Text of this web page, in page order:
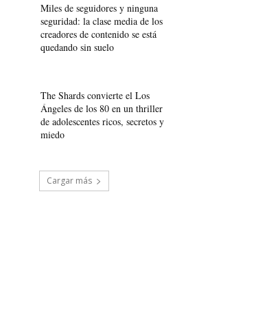
Miles de seguidores y ninguna
seguridad: la clase media de los
creadores de contenido se está
quedando sin suelo
The Shards convierte el Los
Ángeles de los 80 en un thriller
de adolescentes ricos, secretos y
miedo
Cargar más